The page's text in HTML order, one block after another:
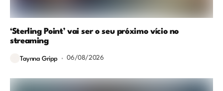
‘Sterling Point’ vai ser o seu próximo vício no
streaming
Taynna Gripp 06/08/2026